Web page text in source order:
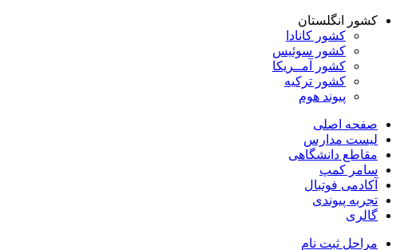
کشور انگلستان
کشور کانادا
کشور سوئیس
کشور آمــریکا
کشور ترکیه
پیوند هوم
صفحه اصلی
لیست مدارس
مقاطع دانشگاهی
سامر کمپ
آکادمی فوتبال
تجربه پیوندی
گالری
مراحل ثبت نام